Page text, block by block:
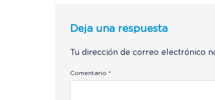
Deja una respuesta
Tu dirección de correo electrónico
Comentario *